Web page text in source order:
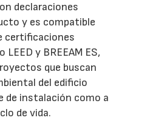
declaraciones
y es compatible
certificaciones
y BREEAM ES,
que buscan
del edificio
de instalación como a
de vida.